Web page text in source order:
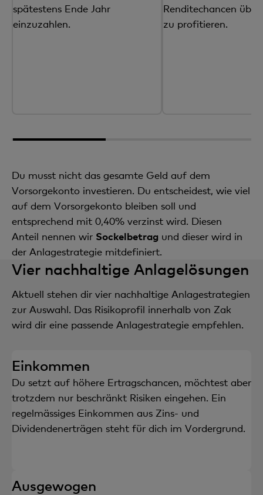
spätestens Ende Jahr
einzuzahlen.
Renditechancen über
zu profitieren.
Du musst nicht das gesamte Geld auf dem
Vorsorgekonto investieren. Du entscheidest, wie viel
auf dem Vorsorgekonto bleiben soll und
entsprechend mit 0,40% verzinst wird. Diesen
Anteil nennen wir Sockelbetrag und dieser wird in
der Anlagestrategie mitdefiniert.
Vier nachhaltige Anlagelösungen
Aktuell stehen dir vier nachhaltige Anlagestrategien
zur Auswahl. Das Risikoprofil innerhalb von Zak
wird dir eine passende Anlagestrategie empfehlen.
Einkommen
Du setzt auf höhere Ertragschancen, möchtest aber
trotzdem nur beschränkt Risiken eingehen. Ein
regelmässiges Einkommen aus Zins- und
Dividendenerträgen steht für dich im Vordergrund.
Ausgewogen